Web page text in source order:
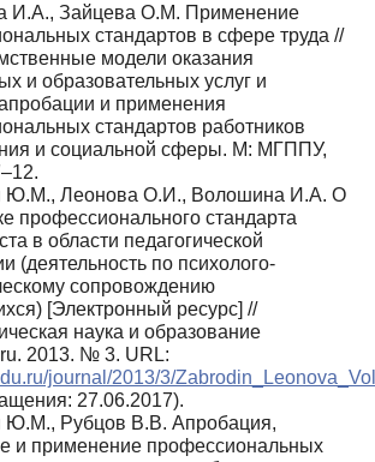
И.А., Зайцева О.М. Применение
стандартов в сфере труда //
модели оказания
и образовательных услуг и
и применения
стандартов работников
и социальной сферы. М: МГППУ,
Ю.М., Леонова О.И., Волошина И.А. О
профессионального стандарта
в области педагогической
(деятельность по психолого-
сопровождению
[Электронный ресурс] //
наука и образование
2013. № 3. URL:
journal/2013/3/
27.06.2017).
Ю.М., Рубцов В.В. Апробация,
и применение профессиональных